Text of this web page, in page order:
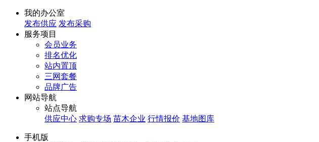
我的办公室
发布供应 发布采购
服务项目
会员业务
排名优化
站内置顶
三网套餐
品牌广告
网站导航
站点导航
供应中心 求购专场 苗木企业 行情报价 基地图库
手机版